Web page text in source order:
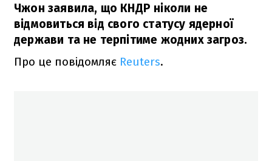
Чжон заявила, що КНДР ніколи не
відмовиться від свого статусу ядерної
держави та не терпітиме жодних загроз.
Про це повідомляє Reuters.